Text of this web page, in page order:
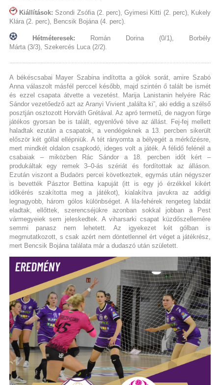
Kiállítások: Szondi Zsófia (2. perc), Gyimesi Kitti (2. perc), Kukely
Klára (2. perc), Bencsik Bojána (4. perc).
Hétméteresek: Román Dorina (0/1),
Borbély
Márta (3/3), Szekercés Luca (2/2).
A békéscsabai Mayer Szabina indította a gólok sorát, amire Szabó
Anna válaszolt másfél perccel később, majd szintén ő talált be ismét
és ezzel csapata átvette a vezetést. Marija Lanistanin helyére Rác
Sándor vezetőedző azt az Aranyi Vivient „találta ki”, aki eddig a szélső
posztján osztozott Horváth Grétával. Az apró termetű, de nagyon fürge
játékos gyorsan be is talált, egyenlővé téve az állást. Fej-fej mellett
haladtak ezután a csapatok, a vendégeknek a 13. percben sikerült
először két góllal ellépniük. A tét rányomta a bélyegét a mérkőzésre,
mert mindkét oldalon csapkodó, ideges volt a játék. A félidő felénél a
csabaiak – miközben Rác Sándor a 18. percben időt kért –
produkáltak egy remek 3–0-ás szériát és fordítottak az álláson.
Ezután viszont a Budaörs percei következtek, egymás után négyszer
is bevették Pásztor Bettina kapuját (itt is egy jó érzékkel kikért
időkérés szakította meg a játékot), kialakítva javukra az addigi
legnagyobb, három gólos különbséget. A lila-fehérek rengeteg labdát
eladtak, ellőttek, szerencséjükre azonban sokkal jobban a Pest
vármegyeiek sem jeleskedtek. A viharsarki csapat küzdőszellemére
semmi panasz nem lehetett. Az igyekezet két gólban is
megmutatkozott, s csak azért nem döntetlennel ért véget a játékrész,
mert Bencsik Bojána találata már a dudaszó után született.